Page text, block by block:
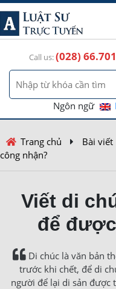
Call us:(028)
Ngôn ngữ
Trang chủ Bài viết
công nhận?
Viết di
để
Di chúc là văn bản
trước khi chết, để di
người để lại di sản được